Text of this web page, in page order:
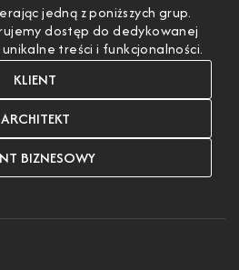
jedną z poniższych grup.
dostęp do dedykowanej
treści i funkcjonalności.
KLIENT
ARCHITEKT
BIZNESOWY